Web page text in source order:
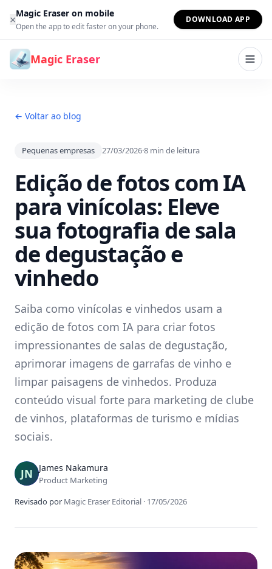
Ir para o conteúdo
×Magic Eraser on mobile
Open the app to edit faster on your phone.
DOWNLOAD APP
Magic Eraser
← Voltar ao blog
Pequenas empresas 27/03/2026·8 min de leitura
Edição de fotos com IA
para vinícolas: Eleve
sua fotografia de sala
de degustação e
vinhedo
Saiba como vinícolas e vinhedos usam a
edição de fotos com IA para criar fotos
impressionantes de salas de degustação,
aprimorar imagens de garrafas de vinho e
limpar paisagens de vinhedos. Produza
conteúdo visual forte para marketing de clube
de vinhos, plataformas de turismo e mídias
sociais.
James Nakamura
Product Marketing
Revisado por Magic Eraser Editorial · 17/05/2026